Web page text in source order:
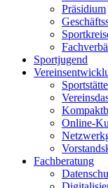
Präsidium
Sportjugend
Online-
Fachberatung